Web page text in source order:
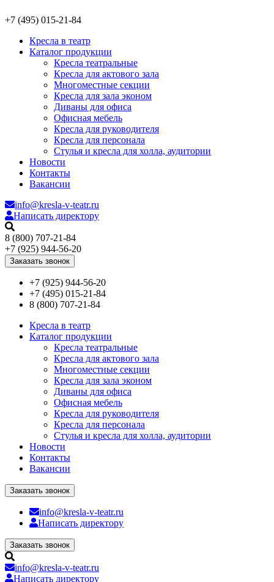
+7 (495) 015-21-84
Кресла в театр
Каталог продукции
Кресла театральные
Кресла для актового зала
Многоместные секции
Кресла для зала эконом
Диваны для офиса
Офисная мебель
Кресла для руководителя
Кресла для персонала
Стулья и кресла для холла, аудитории
Новости
Контакты
Вакансии
info@kresla-v-teatr.ru
Написать директору
8 (800) 707-21-84
+7 (925) 944-56-20
Заказать звонок
+7 (925) 944-56-20
+7 (495) 015-21-84
8 (800) 707-21-84
Кресла в театр
Каталог продукции
Кресла театральные
Кресла для актового зала
Многоместные секции
Кресла для зала эконом
Диваны для офиса
Офисная мебель
Кресла для руководителя
Кресла для персонала
Стулья и кресла для холла, аудитории
Новости
Контакты
Вакансии
Заказать звонок
info@kresla-v-teatr.ru
Написать директору
Заказать звонок
info@kresla-v-teatr.ru
Написать директору